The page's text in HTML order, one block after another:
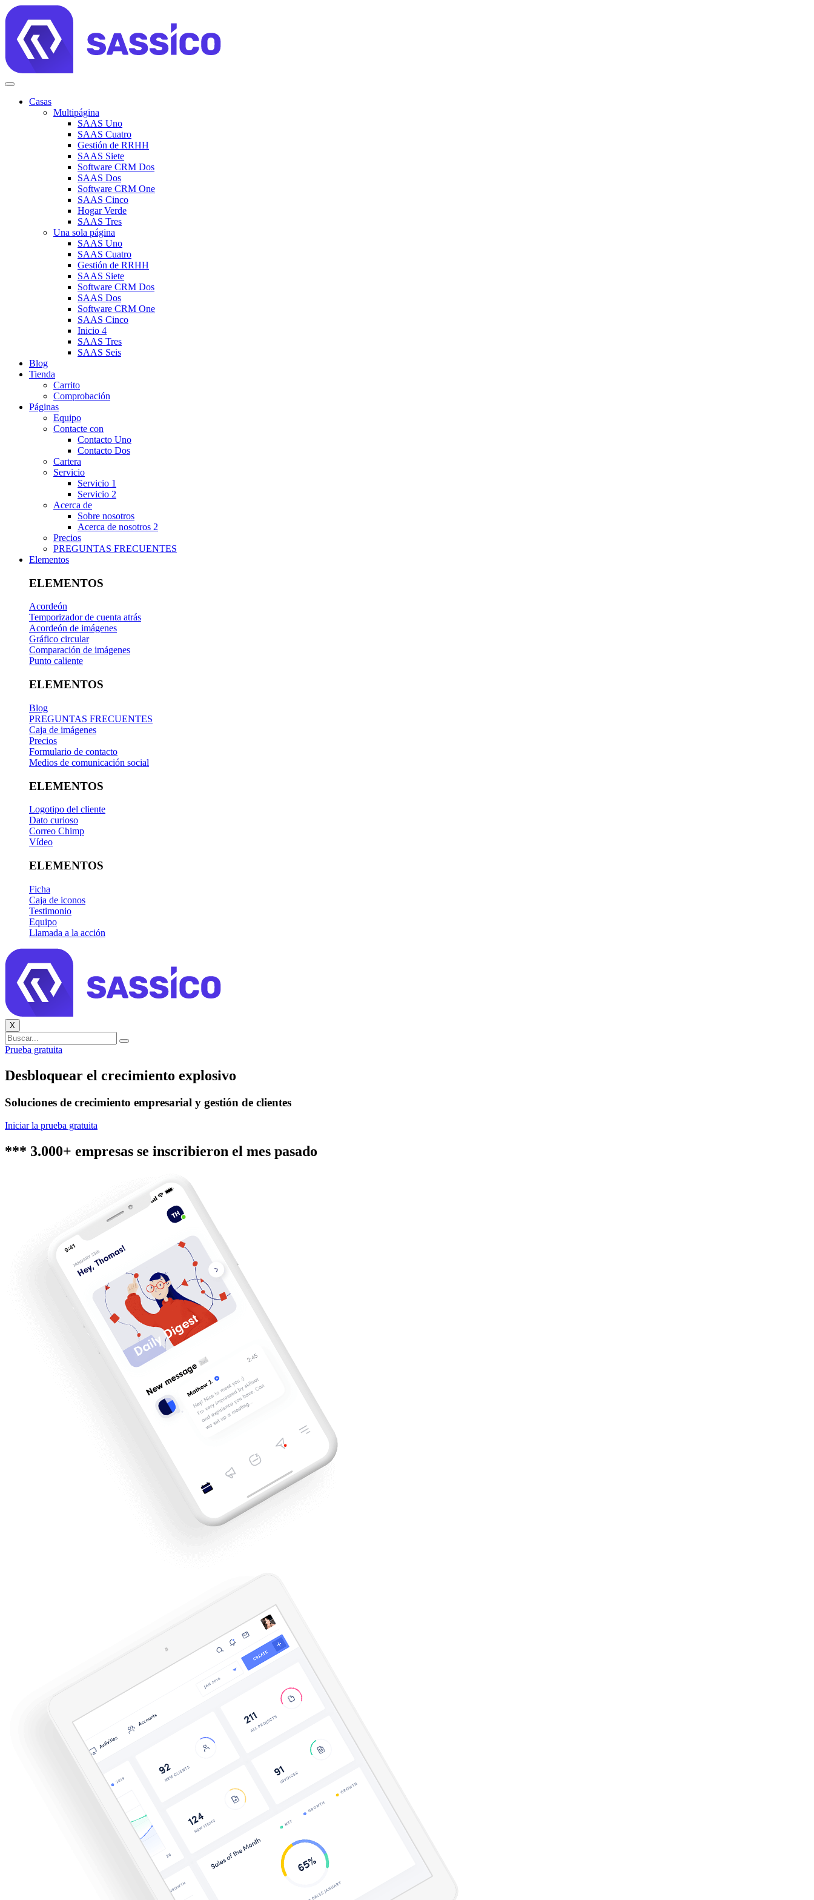
Casas
Multipágina
SAAS Uno
SAAS Cuatro
Gestión de RRHH
SAAS Siete
Software CRM Dos
SAAS Dos
Software CRM One
SAAS Cinco
Hogar Verde
SAAS Tres
Una sola página
SAAS Uno
SAAS Cuatro
Gestión de RRHH
SAAS Siete
Software CRM Dos
SAAS Dos
Software CRM One
SAAS Cinco
Inicio 4
SAAS Tres
SAAS Seis
Blog
Tienda
Carrito
Comprobación
Páginas
Equipo
Contacte con
Contacto Uno
Contacto Dos
Cartera
Servicio
Servicio 1
Servicio 2
Acerca de
Sobre nosotros
Acerca de nosotros 2
Precios
PREGUNTAS FRECUENTES
Elementos
ELEMENTOS
Acordeón
Temporizador de cuenta atrás
Acordeón de imágenes
Gráfico circular
Comparación de imágenes
Punto caliente
ELEMENTOS
Blog
PREGUNTAS FRECUENTES
Caja de imágenes
Precios
Formulario de contacto
Medios de comunicación social
ELEMENTOS
Logotipo del cliente
Dato curioso
Correo Chimp
Vídeo
ELEMENTOS
Ficha
Caja de iconos
Testimonio
Equipo
Llamada a la acción
X
Prueba gratuita
Desbloquear el crecimiento explosivo
Soluciones de crecimiento empresarial y gestión de clientes
Iniciar la prueba gratuita
*** 3.000+ empresas se inscribieron el mes pasado